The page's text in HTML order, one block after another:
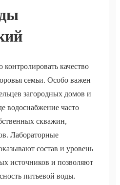
качество
семьи. Особо важен
загородных домов и
водоснабжение часто
скважин,
Лабораторные
состав и уровень
источников и позволяют
питьевой воды.